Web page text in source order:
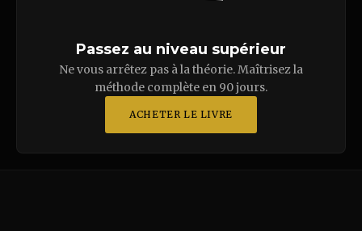
Passez au niveau supérieur
Ne vous arrêtez pas à la théorie. Maîtrisez la
méthode complète en 90 jours.
ACHETER LE LIVRE